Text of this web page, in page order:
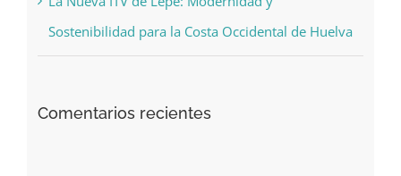
Sostenibilidad para la Costa Occidental de Huelva
Comentarios recientes